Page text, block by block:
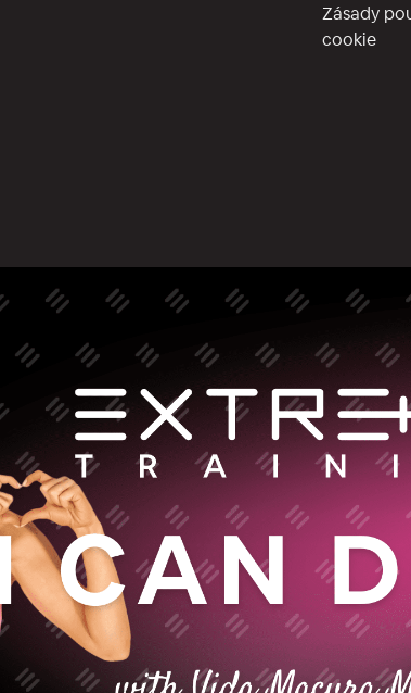
Zásady
cookie